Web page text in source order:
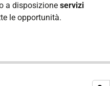
a disposizione servizi
le opportunità.